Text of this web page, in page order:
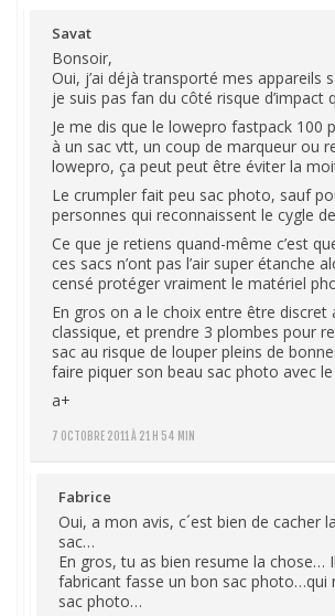
Savat
7 OCTOBRE 2011 À 21 H 54 MIN
Bonsoir,
Oui, j’ai déjà transporté mes appareils
je suis pas fan du côté risque d’impact
Je me dis que le lowepro fastpack 100
à un sac vtt, un coup de marqueur ou
lowepro, ça peut peut être éviter la
Le crumpler fait peu sac photo, sauf
personnes qui reconnaissent le cygle
Ce que je retiens quand-même c’est
ces sacs n’ont pas l’air super étanche
censé protéger vraiment le matériel
En gros on a le choix entre être discret
classique, et prendre 3 plombes pour
sac au risque de louper pleins de
faire piquer son beau sac photo avec
a+
Fabrice
Oui, a mon avis, c´est bien de cacher
sac…
En gros, tu as bien resume la chose…
fabricant fasse un bon sac photo…qui
sac photo…